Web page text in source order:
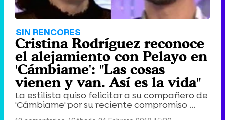
SIN RENCORES
Cristina Rodríguez reconoce
el alejamiento con Pelayo en
'Cámbiame': "Las cosas
vienen y van. Así es la vida"
La estilista quiso felicitar a su compañero de
'Cámbiame' por su reciente compromiso ...